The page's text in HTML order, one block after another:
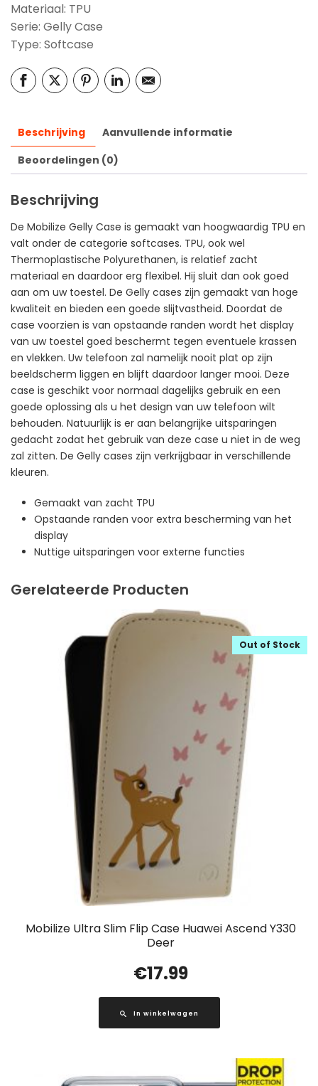
Materiaal: TPU
Serie: Gelly Case
Type: Softcase
Beschrijving
Aanvullende informatie
Beoordelingen (0)
Beschrijving
De Mobilize Gelly Case is gemaakt van hoogwaardig TPU en
valt onder de categorie softcases. TPU, ook wel
Thermoplastische Polyurethanen, is relatief zacht
materiaal en daardoor erg flexibel. Hij sluit dan ook goed
aan om uw toestel. De Gelly cases zijn gemaakt van hoge
kwaliteit en bieden een goede slijtvastheid. Doordat de
case voorzien is van opstaande randen wordt het display
van uw toestel goed beschermt tegen eventuele krassen
en vlekken. Uw telefoon zal namelijk nooit plat op zijn
beeldscherm liggen en blijft daardoor langer mooi. Deze
case is geschikt voor normaal dagelijks gebruik en een
goede oplossing als u het design van uw telefoon wilt
behouden. Natuurlijk is er aan belangrijke uitsparingen
gedacht zodat het gebruik van deze case u niet in de weg
zal zitten. De Gelly cases zijn verkrijgbaar in verschillende
kleuren.
Gemaakt van zacht TPU
Opstaande randen voor extra bescherming van het
display
Nuttige uitsparingen voor externe functies
Gerelateerde Producten
Mobilize Ultra Slim Flip Case Huawei Ascend Y330
Deer
Out of Stock
€17.99
In winkelwagen